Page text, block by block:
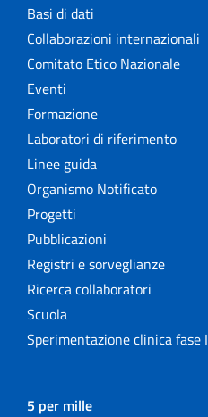
Basi di dati
Collaborazioni internazionali
Comitato Etico Nazionale
Eventi
Formazione
Laboratori di riferimento
Linee guida
Organismo Notificato
Progetti
Pubblicazioni
Registri e sorveglianze
Ricerca collaboratori
Scuola
Sperimentazione clinica fase I
5 per mille